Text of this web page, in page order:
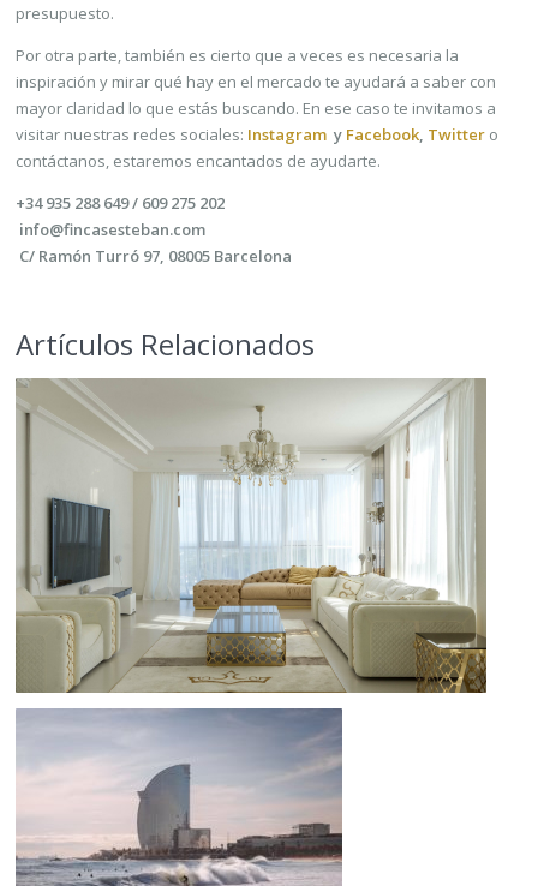
presupuesto.
Por otra parte, también es cierto que a veces es necesaria la
inspiración y mirar qué hay en el mercado te ayudará a saber con
mayor claridad lo que estás buscando. En ese caso te invitamos a
visitar nuestras redes sociales: Instagram y Facebook, Twitter o
contáctanos, estaremos encantados de ayudarte.
+34 935 288 649 / 609 275 202
info@fincasesteban.com
C/ Ramón Turró 97, 08005 Barcelona
Artículos Relacionados